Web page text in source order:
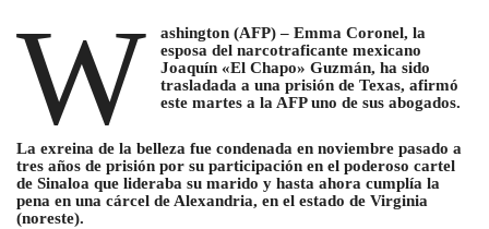
W
ashington (AFP) – Emma Coronel, la
esposa del narcotraficante mexicano
Joaquín «El Chapo» Guzmán, ha sido
trasladada a una prisión de Texas, afirmó
este martes a la AFP uno de sus abogados.
La exreina de la belleza fue condenada en noviembre pasado a
tres años de prisión por su participación en el poderoso cartel
de Sinaloa que lideraba su marido y hasta ahora cumplía la
pena en una cárcel de Alexandria, en el estado de Virginia
(noreste).